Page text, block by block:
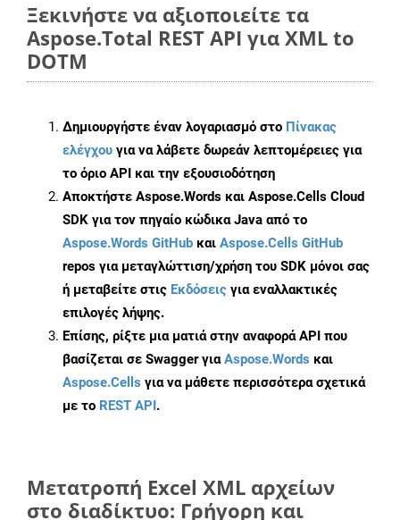
Ξεκινήστε να αξιοποιείτε τα
Aspose.Total REST API για XML to
DOTM
Δημιουργήστε έναν λογαριασμό στο Πίνακας
ελέγχου για να λάβετε δωρεάν λεπτομέρειες για
το όριο API και την εξουσιοδότηση
Αποκτήστε Aspose.Words και Aspose.Cells Cloud
SDK για τον πηγαίο κώδικα Java από το
Aspose.Words GitHub και Aspose.Cells GitHub
repos για μεταγλώττιση/χρήση του SDK μόνοι σας
ή μεταβείτε στις Εκδόσεις για εναλλακτικές
επιλογές λήψης.
Επίσης, ρίξτε μια ματιά στην αναφορά API που
βασίζεται σε Swagger γιαAspose.Words και
Aspose.Cells για να μάθετε περισσότερα σχετικά
με το REST API.
Μετατροπή Excel XML αρχείων
στο διαδίκτυο: Γρήγορη και